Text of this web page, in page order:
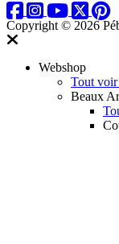
Copyright © 2026
Webshop
Tout voir
Beaux